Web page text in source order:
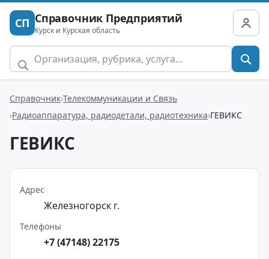
СП Справочник Предприятий
Курск и Курская область
Справочник Телекоммуникации и Связь
Радиоаппаратура, радиодетали, радиотехника ГЕВИКС
ГЕВИКС
Адрес
Железногорск г.
Телефоны
+7 (47148) 22175